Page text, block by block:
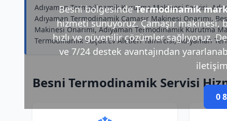
Besni bölgesindeTermodinamik
hizmeti sunuyoruz. Çamaşır makinesi,
hızlı ve güvenilir çözümler sağlıyoruz.
ve 7/24 destek avantajından
0
Adıyaman Termodinamik Kurutma Makinesi Servisi,
Adıyaman Termodinamik Çamaşır Makinesi Onarımı,
Makinesi Onarımı, Adıyaman Termodinamik Kurutma
Termodinamik Küçük Ev Aletleri Tamircisi, Adıyaman
Besni Termodinamik Servisi